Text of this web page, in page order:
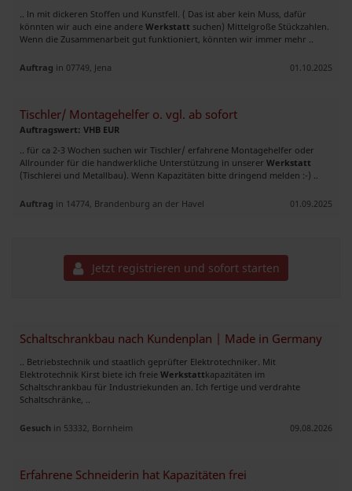
.. ln mit dickeren Stoffen und Kunstfell. ( Das ist aber kein Muss, dafür
könnten wir auch eine andere Werkstatt suchen) Mittelgroße Stückzahlen.
Wenn die Zusammenarbeit gut funktioniert, könnten wir immer mehr ..
Auftrag in 07749, Jena 01.10.2025
Tischler/ Montagehelfer o. vgl. ab sofort
Auftragswert: VHB EUR
.. für ca 2-3 Wochen suchen wir Tischler/ erfahrene Montagehelfer oder
Allrounder für die handwerkliche Unterstützung in unserer Werkstatt
(Tischlerei und Metallbau). Wenn Kapazitäten bitte dringend melden :-) ..
Auftrag in 14774, Brandenburg an der Havel 01.09.2025
Jetzt registrieren und sofort starten
Schaltschrankbau nach Kundenplan | Made in Germany
.. Betriebstechnik und staatlich geprüfter Elektrotechniker. Mit
Elektrotechnik Kirst biete ich freie Werkstattkapazitäten im
Schaltschrankbau für Industriekunden an. Ich fertige und verdrahte
Schaltschränke, ..
Gesuch in 53332, Bornheim 09.08.2026
Erfahrene Schneiderin hat Kapazitäten frei